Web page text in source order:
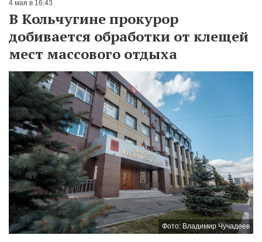
4 мая в 16:43
В Кольчугине прокурор
добивается обработки от клещей
мест массового отдыха
Фото: Владимир Чучадеев